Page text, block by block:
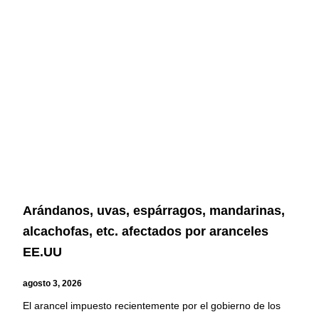
Arándanos, uvas, espárragos, mandarinas,
alcachofas, etc. afectados por aranceles
EE.UU
agosto 3, 2026
El arancel impuesto recientemente por el gobierno de los